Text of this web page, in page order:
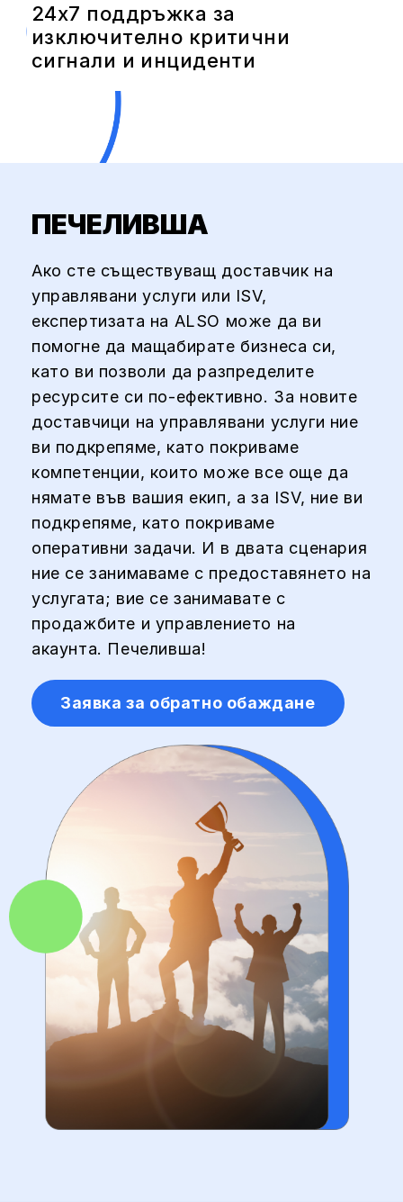
24x7 поддръжка за
изключително критични
сигнали и инциденти
ПЕЧЕЛИВША
Ако сте съществуващ доставчик на
управлявани услуги или ISV,
експертизата на ALSO може да ви
помогне да мащабирате бизнеса си,
като ви позволи да разпределите
ресурсите си по-ефективно. За новите
доставчици на управлявани услуги ние
ви подкрепяме, като покриваме
компетенции, които може все още да
нямате във вашия екип, а за ISV, ние ви
подкрепяме, като покриваме
оперативни задачи. И в двата сценария
ние се занимаваме с предоставянето на
услугата; вие се занимавате с
продажбите и управлението на
акаунта. Печеливша!
Заявка за обратно обаждане